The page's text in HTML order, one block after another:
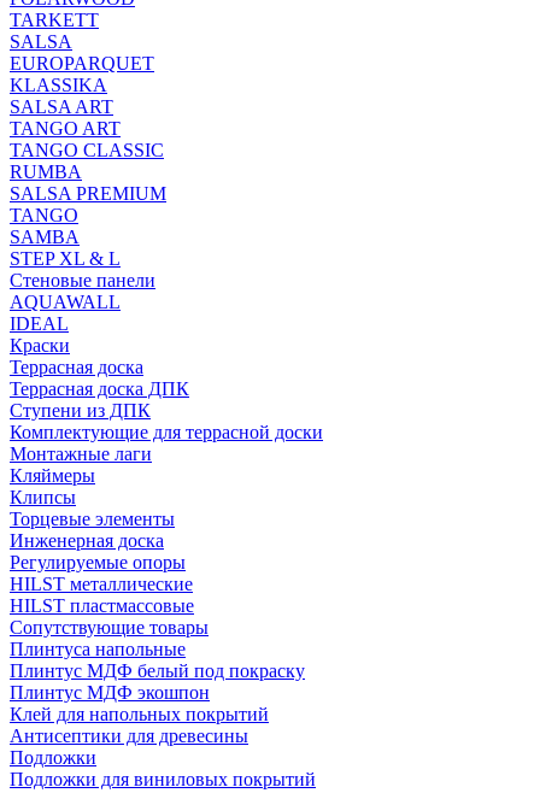
TARKETT
SALSA
EUROPARQUET
KLASSIKA
SALSA ART
TANGO ART
TANGO CLASSIC
RUMBA
SALSA PREMIUM
TANGO
SAMBA
STEP XL & L
Стеновые панели
AQUAWALL
IDEAL
Краски
Террасная доска
Террасная доска ДПК
Ступени из ДПК
Комплектующие для террасной доски
Монтажные лаги
Кляймеры
Клипсы
Торцевые элементы
Инженерная доска
Регулируемые опоры
HILST металлические
HILST пластмассовые
Сопутствующие товары
Плинтуса напольные
Плинтус МДФ белый под покраску
Плинтус МДФ экошпон
Клей для напольных покрытий
Антисептики для древесины
Подложки
Подложки для виниловых покрытий